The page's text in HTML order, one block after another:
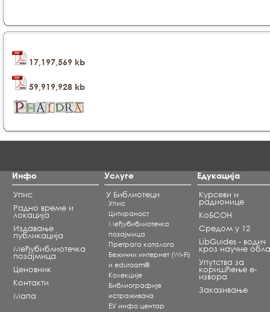
17,197,569 kb
59,919,928 kb
Инфо
Упис
Радно време и
локација
Издавање
публикација
Међубиблиотечка
позајмица
Ценовник
Контакти
Мапа
Услуге
У Библиотеци
Упис
Цитираност
Међубиблиотечка
позајмица
Претрага каталога
Бежични интернет (Wi-Fi)
и eduroam®
Koлекције
Библиографије
истраживача
ЕУ инфо центар
Едукација
Курсеви и
радионице
КоБСОН
Средом у 12
LibGuides - водич
кроз научне
Упутства за
коришћење е-
извора
Заказивање